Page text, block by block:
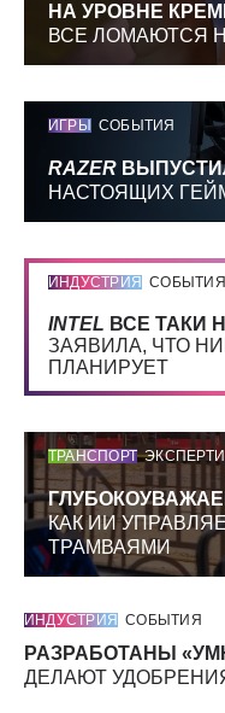
НА УРОВНЕ
ВСЕ ЛОМАЮТСЯ
ИГРЫ СОБЫТИЯ
RAZER
НАСТОЯЩИХ
ИНДУСТРИЯ СОБЫТИЯ
INTEL ВСЕ ТАКИ
ЗАЯВИЛА, ЧТО
ПЛАНИРУЕТ
ТРАНСПОРТ
КАК ИИ
ТРАМВАЯМИ
ИНДУСТРИЯ СОБЫТИЯ
РАЗРАБОТАНЫ
ДЕЛАЮТ